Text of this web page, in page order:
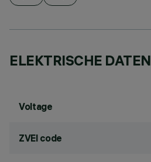
ELEKTRISCHE DATEN
Voltage
ZVEI code